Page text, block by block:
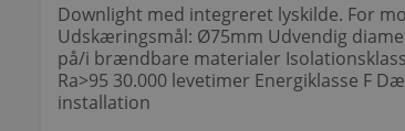
Downlight med integreret lyskilde. For
Udskæringsmål: Ø75mm Udvendig
på/i brændbare materialer
Ra>95 30.000 levetimer Energiklasse F
installation